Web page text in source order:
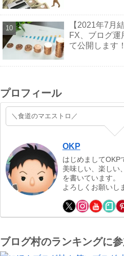
【2021年7月
FX、ブログ運
て公開します！
プロフィール
＼食道のマエストロ／
OKP
はじめまして
美味しい、楽しい
を書いています。
よろしくお願いし
ブログ村のランキングに参